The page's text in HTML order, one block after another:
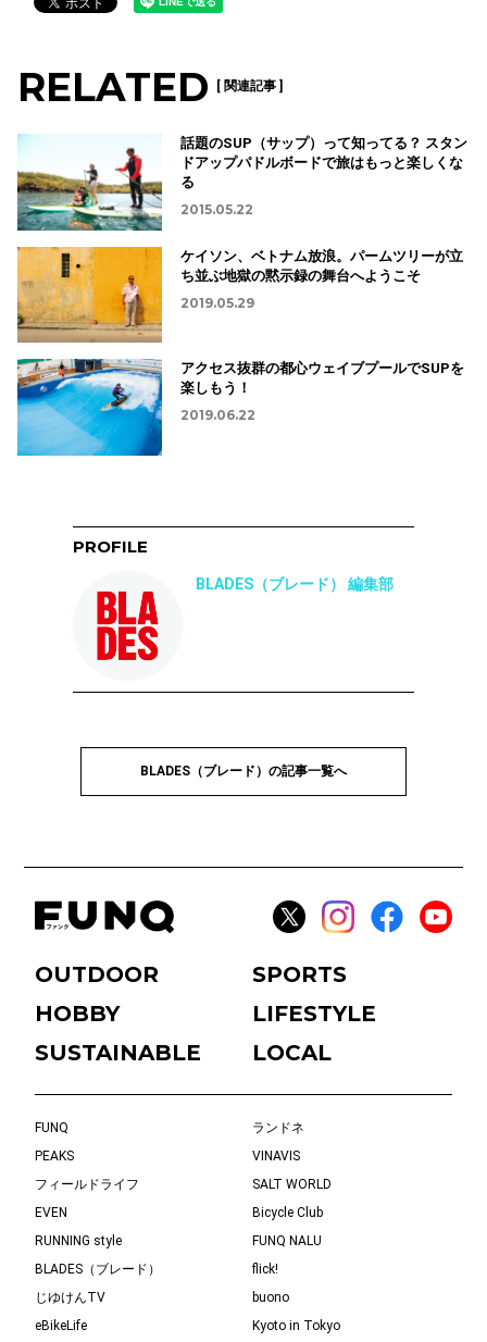
RELATED [ 関連記事 ]
話題のSUP（サップ）って知ってる？ スタン
ドアップパドルボードで旅はもっと楽しくな
る
2015.05.22
ケイソン、ベトナム放浪。パームツリーが立
ち並ぶ地獄の黙示録の舞台へようこそ
2019.05.29
アクセス抜群の都心ウェイブプールでSUPを
楽しもう！
2019.06.22
PROFILE
BLADES（ブレード） 編集部
BLADES（ブレード）の記事一覧へ
OUTDOOR
SPORTS
HOBBY
LIFESTYLE
SUSTAINABLE
LOCAL
FUNQ
ランドネ
PEAKS
VINAVIS
フィールドライフ
SALT WORLD
EVEN
Bicycle Club
RUNNING style
FUNQ NALU
BLADES（ブレード）
flick!
じゆけんTV
buono
eBikeLife
Kyoto in Tokyo